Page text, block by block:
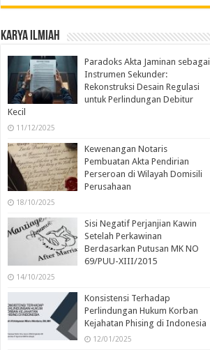
Karya Ilmiah
Paradoks Akta Jaminan sebagai
Instrumen Sekunder:
Rekonstruksi Desain Regulasi
untuk Perlindungan Debitur
Kecil
11/12/2025
Kewenangan Notaris
Pembuatan Akta Pendirian
Perseroan di Wilayah Domisili
Perusahaan
18/10/2025
Sisi Negatif Perjanjian Kawin
Setelah Perkawinan
Berdasarkan Putusan MK NO
69/PUU-XIII/2015
14/10/2025
Konsistensi Terhadap
Perlindungan Hukum Korban
Kejahatan Phising di Indonesia
12/01/2025